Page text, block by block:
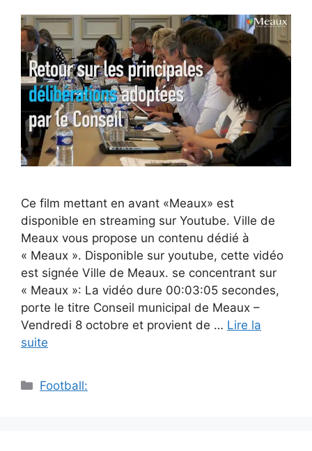
Ce film mettant en avant «Meaux» est
disponible en streaming sur Youtube. Ville de
Meaux vous propose un contenu dédié à
« Meaux ». Disponible sur youtube, cette vidéo
est signée Ville de Meaux. se concentrant sur
« Meaux »: La vidéo dure 00:03:05 secondes,
porte le titre Conseil municipal de Meaux –
Vendredi 8 octobre et provient de … Lire la
suite
Catégories
Football: